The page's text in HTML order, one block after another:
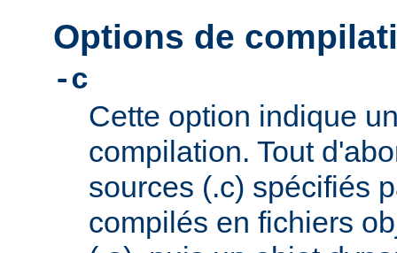
Options de
-c
Cette option indique
compilation. Tout
sources (.c) spécifiés
compilés en fichiers